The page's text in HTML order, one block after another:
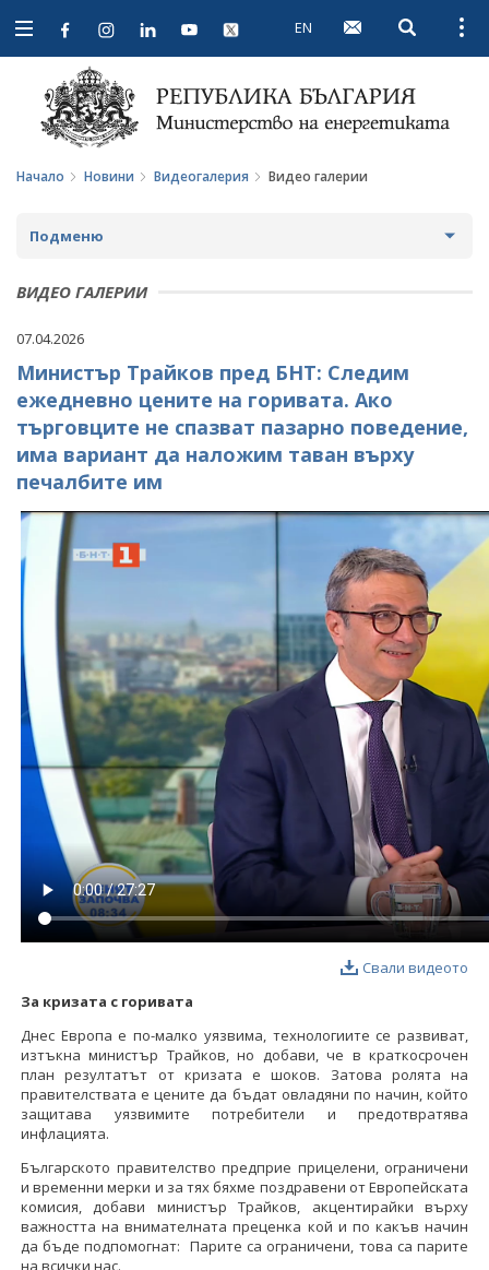
Open
navigation
EN Open
Начало Новини Видеогалерия Видео галерии
Подменю
НОВИНИ
ПРЕДСТОЯЩИ СЪБИТИЯ
ЗА ОБЩЕСТВЕНО ОБСЪЖДАНЕ
ПРОЕКТИ ЗА ОБЩЕСТВЕНО ОБСЪЖДАНЕ
ЗАВЪРШИЛИ ПРОЦЕДУРИ ЗА ОБЩЕСТВЕНО
ОБСЪЖДАНЕ
ИНТЕРВЮТА
ПАРЛАМЕНТАРЕН КОНТРОЛ
ВИДЕОГАЛЕРИЯ
ВИДЕО ГАЛЕРИИ
07.04.2026
Министър Трайков пред БНТ: Следим
ежедневно цените на горивата. Ако
търговците не спазват пазарно поведение,
има вариант да наложим таван върху
печалбите им
Свали видеото
За кризата с горивата
Днес Европа е по-малко уязвима, технологиите се развиват,
изтъкна министър Трайков, но добави, че в краткосрочен
план резултатът от кризата е шоков. Затова ролята на
правителствата е цените да бъдат овладяни по начин, който
защитава уязвимите потребители и предотвратява
инфлацията.
Българското правителство предприе прицелени, ограничени
и временни мерки и за тях бяхме поздравени от Европейската
комисия, добави министър Трайков, акцентирайки върху
важността на внимателната преценка кой и по какъв начин
да бъде подпомогнат: Парите са ограничени, това са парите
на всички нас.